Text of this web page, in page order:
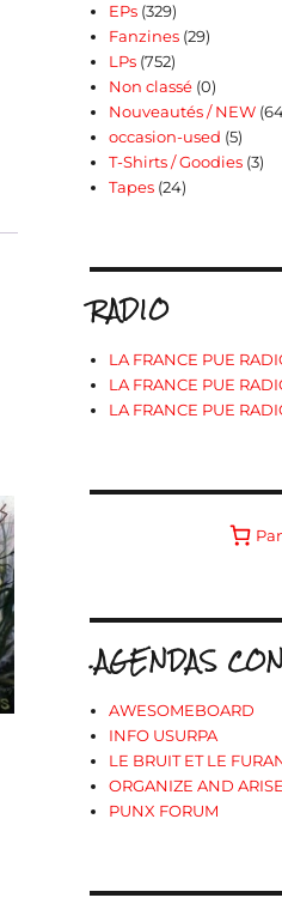
EPs (329)
Fanzines (29)
LPs (752)
Non classé (0)
Nouveautés / NEW
occasion-used (5)
T-Shirts / Goodies (3)
Tapes (24)
RADIO
LA FRANCE PUE
LA FRANCE PUE
LA FRANCE PUE
.AGENDAS
AWESOMEBOARD
INFO USURPA
LE BRUIT ET LE
ORGANIZE AND ARISE
PUNX FORUM